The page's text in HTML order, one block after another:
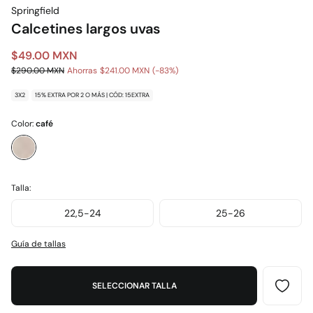
Springfield
Calcetines largos uvas
$49.00 MXN
$290.00 MXN Ahorras $241.00 MXN 83
3X2 15% EXTRA POR 2 O MÁS | CÓD: 15EXTRA
Color:café
Talla:
22,5-24 25-26
Guía de tallas
SELECCIONAR TALLA